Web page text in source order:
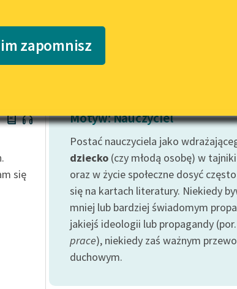
i
Katalog
Katalog w formacie PDF
wrażliwych
Deklaracja
zapomnisz
się
Motyw: Nauczyciel
Postać nauczyciela jako
dziecko (czy młodą osobę) w tajniki
oraz w życie społeczne dosyć
się na kartach literatury. Niekiedy
mniej lub bardziej świadomym
jakiejś ideologii lub propagandy (por.
prace), niekiedy zaś ważnym
duchowym.